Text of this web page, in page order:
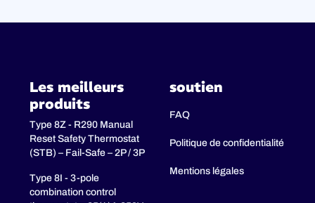
Les meilleurs
produits
Type 8Z - R290 Manual
Reset Safety Thermostat
(STB) – Fail-Safe – 2P / 3P
Type 8I - 3-pole
combination control
soutien
FAQ
Politique de confidentialité
Mentions légales